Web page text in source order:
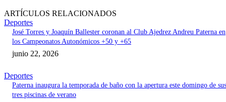
ARTÍCULOS RELACIONADOS
Deportes
José Torres y Joaquín Ballester coronan al Club Ajedrez Andreu Paterna en
los Campeonatos Autonómicos +50 y +65
junio 22, 2026
Deportes
Paterna inaugura la temporada de baño con la apertura este domingo de sus
tres piscinas de verano